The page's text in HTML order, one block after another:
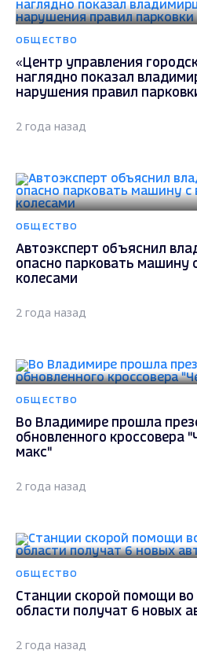
ОБЩЕСТВО
«Центр управления
наглядно показал
нарушения правил
2 года назад
ОБЩЕСТВО
Автоэксперт объяснил
опасно парковать машину
колесами
2 года назад
ОБЩЕСТВО
Во Владимире прошла
обновленного кроссовера
макс"
2 года назад
ОБЩЕСТВО
Станции скорой помощи
области получат 6 новых
2 года назад